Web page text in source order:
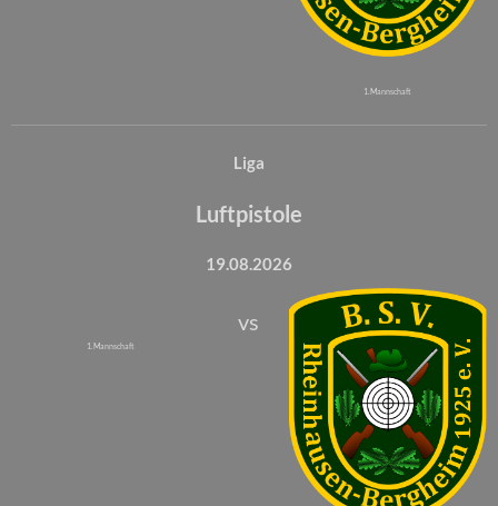
1. Mannschaft
Liga
Luftpistole
19.08.2026
1. Mannschaft
vs